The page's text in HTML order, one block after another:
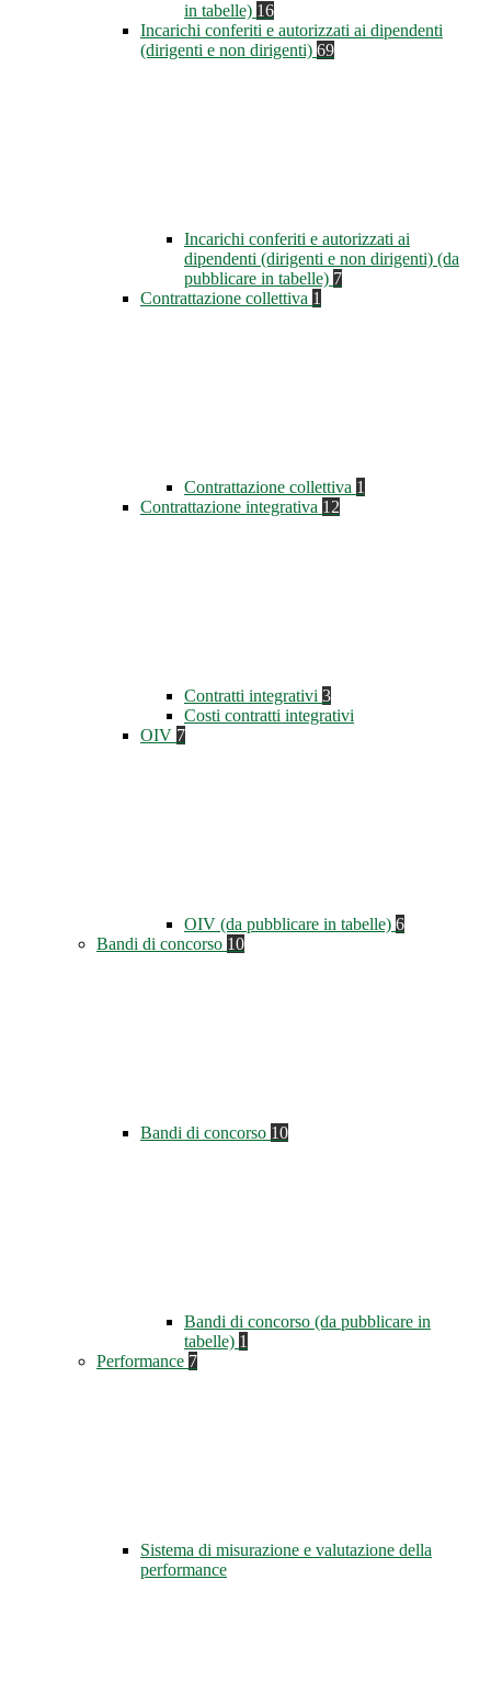
in tabelle) 16
Incarichi conferiti e autorizzati ai dipendenti
(dirigenti e non dirigenti) 69
Incarichi conferiti e autorizzati ai
dipendenti (dirigenti e non dirigenti) (da
pubblicare in tabelle) 7
Contrattazione collettiva 1
Contrattazione collettiva 1
Contrattazione integrativa 12
Contratti integrativi 3
Costi contratti integrativi
OIV 7
OIV (da pubblicare in tabelle) 6
Bandi di concorso 10
Bandi di concorso 10
Bandi di concorso (da pubblicare in
tabelle) 1
Performance 7
Sistema di misurazione e valutazione della
performance